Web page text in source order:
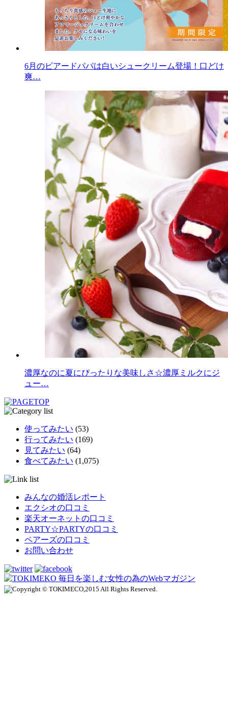
6月のビアードパパは白いシュークリーム登場！口どけ
爽…
濃厚なのに夏にぴったりな美味しさ☆濃厚ミルクにジ
ュー…
使ってみたい (53)
行ってみたい (169)
見てみたい (64)
食べてみたい (1,075)
みんなの婚活レポート
エクシオの口コミ
楽天オーネットの口コミ
PARTY☆PARTYの口コミ
ペアーズの口コミ
お問い合わせ